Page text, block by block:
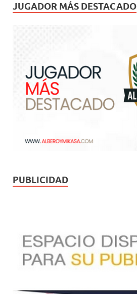
JUGADOR MÁS DESTACADO
PUBLICIDAD